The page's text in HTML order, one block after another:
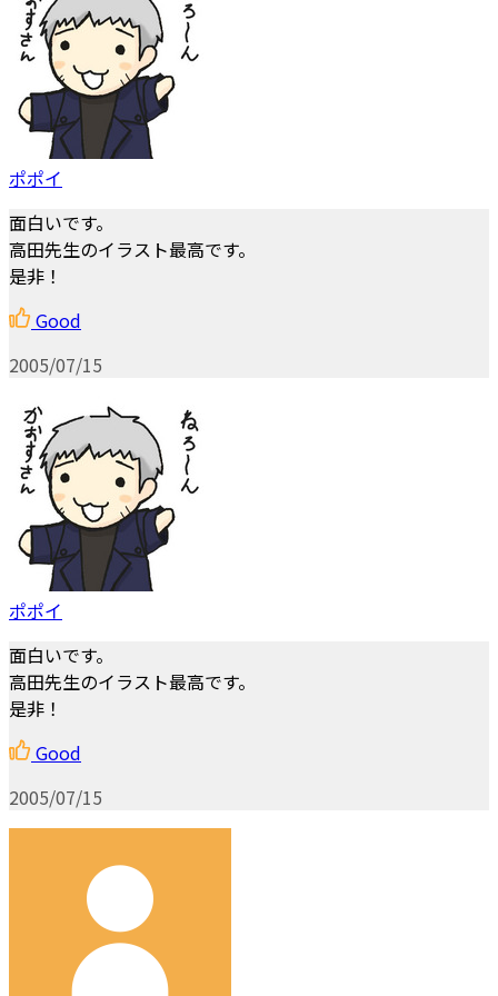
ポポイ
面白いです。
高田先生のイラスト最高です。
是非！
Good
2005/07/15
ポポイ
面白いです。
高田先生のイラスト最高です。
是非！
Good
2005/07/15